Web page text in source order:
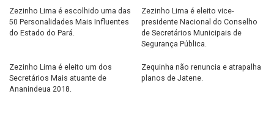
Zezinho Lima é escolhido uma das
50 Personalidades Mais Influentes
do Estado do Pará.
Zezinho Lima é eleito vice-
presidente Nacional do Conselho
de Secretários Municipais de
Segurança Pública.
Zezinho Lima é eleito um dos
Secretários Mais atuante de
Ananindeua 2018.
Zequinha não renuncia e atrapalha
planos de Jatene.